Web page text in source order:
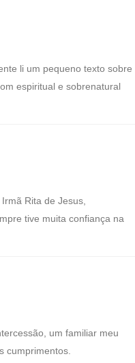
li um pequeno texto sobre
espiritual e sobrenatural
Rita de Jesus,
tive muita confiança na
um familiar meu
cumprimentos.